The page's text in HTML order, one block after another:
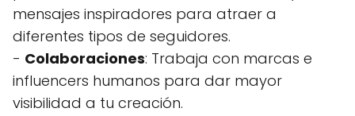
mensajes inspiradores para atraer a
diferentes tipos de seguidores.
- Colaboraciones: Trabaja con marcas e
influencers humanos para dar mayor
visibilidad a tu creación.